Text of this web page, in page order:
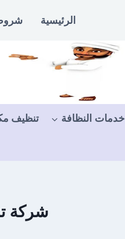
الرئيسية
خدمات النظافة تنظيف
شركة